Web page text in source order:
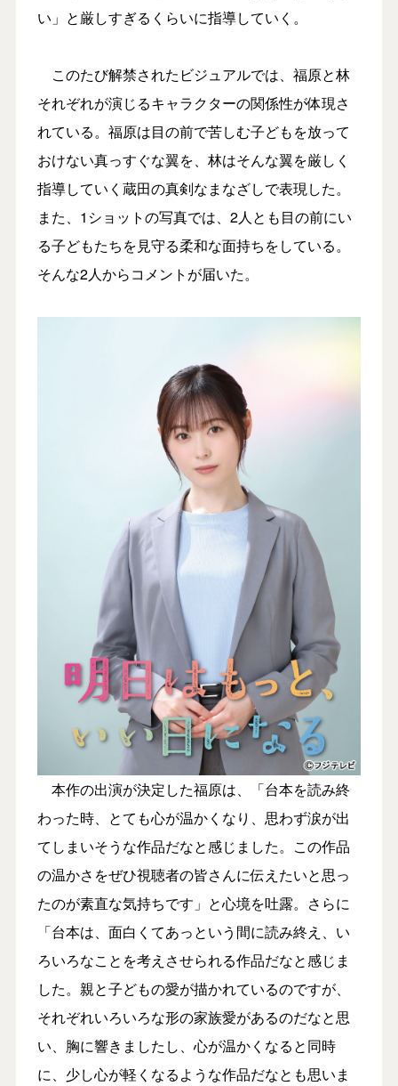
い」と厳しすぎるくらいに指導していく。
このたび解禁されたビジュアルでは、福原と林
それぞれが演じるキャラクターの関係性が体現さ
れている。福原は目の前で苦しむ子どもを放って
おけない真っすぐな翼を、林はそんな翼を厳しく
指導していく蔵田の真剣なまなざしで表現した。
また、1ショットの写真では、2人とも目の前にい
る子どもたちを見守る柔和な面持ちをしている。
そんな2人からコメントが届いた。
本作の出演が決定した福原は、「台本を読み終
わった時、とても心が温かくなり、思わず涙が出
てしまいそうな作品だなと感じました。この作品
の温かさをぜひ視聴者の皆さんに伝えたいと思っ
たのが素直な気持ちです」と心境を吐露。さらに
「台本は、面白くてあっという間に読み終え、い
ろいろなことを考えさせられる作品だなと感じま
した。親と子どもの愛が描かれているのですが、
それぞれいろいろな形の家族愛があるのだなと思
い、胸に響きましたし、心が温かくなると同時
に、少し心が軽くなるような作品だなとも思いま